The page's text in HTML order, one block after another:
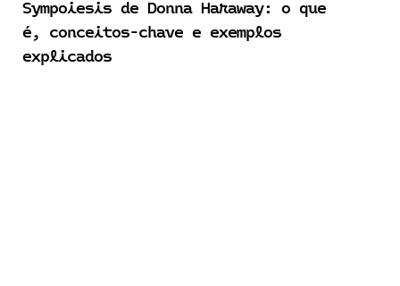
Sympoiesis de Donna Haraway: o que
é, conceitos-chave e exemplos
explicados